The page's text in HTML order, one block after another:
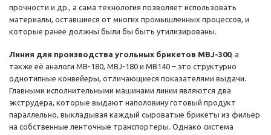
прочности и др., а сама технология позволяет использовать
материалы, оставшиеся от многих промышленных процессов, и
которые ранее должны были бы быть утилизированы.
Линия для производства угольных брикетов MBJ-300, а
также её аналоги MB-180, MBJ-180 и MB140 – это структурно
однотипные конвейеры, отличающиеся показателями выдачи.
Главными исполнительными машинами линии являются два
экструдера, которые выдают наполовину готовый продукт
параллельно, выкладывая каждый сыроватые брикеты из фильер
на собственные ленточные транспортеры. Однако система